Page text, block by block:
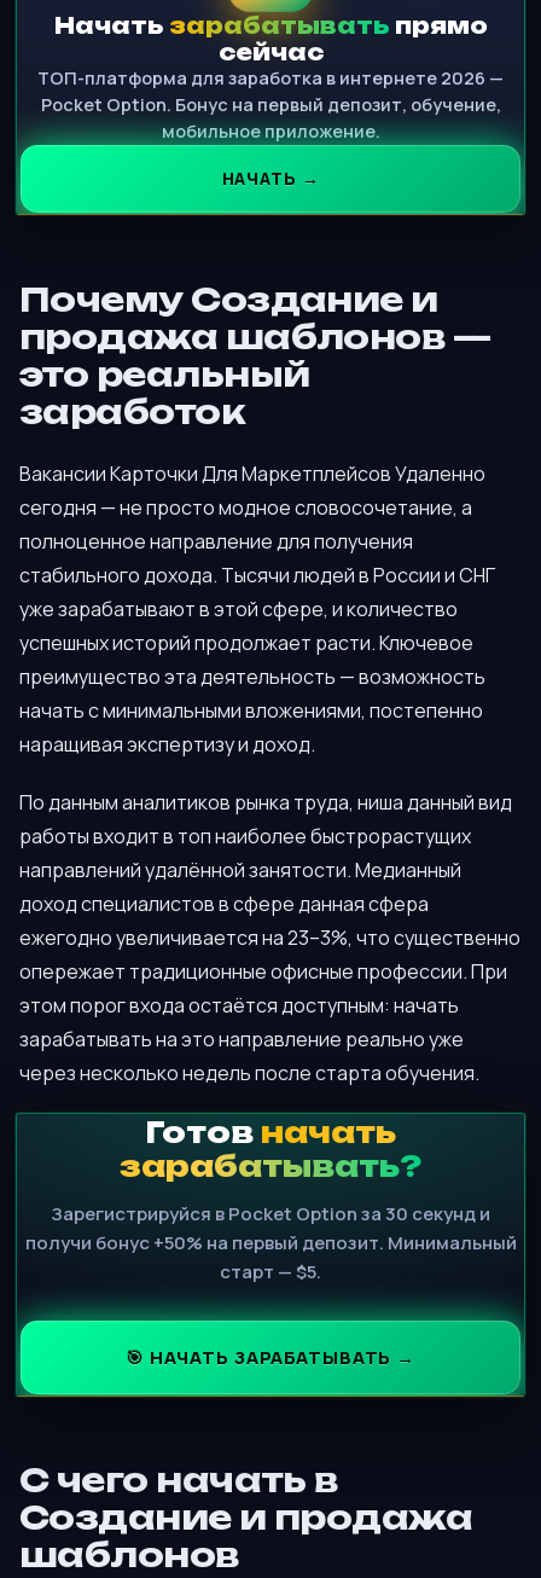
Начать зарабатывать прямо
сейчас
ТОП-платформа для заработка в интернете 2026 —
Pocket Option. Бонус на первый депозит, обучение,
мобильное приложение.
НАЧАТЬ →
Почему Создание и
продажа шаблонов —
это реальный
заработок
Вакансии Карточки Для Маркетплейсов Удаленно
сегодня — не просто модное словосочетание, а
полноценное направление для получения
стабильного дохода. Тысячи людей в России и СНГ
уже зарабатывают в этой сфере, и количество
успешных историй продолжает расти. Ключевое
преимущество эта деятельность — возможность
начать с минимальными вложениями, постепенно
наращивая экспертизу и доход.
По данным аналитиков рынка труда, ниша данный вид
работы входит в топ наиболее быстрорастущих
направлений удалённой занятости. Медианный
доход специалистов в сфере данная сфера
ежегодно увеличивается на 23–3%, что существенно
опережает традиционные офисные профессии. При
этом порог входа остаётся доступным: начать
зарабатывать на это направление реально уже
через несколько недель после старта обучения.
Готов начать
зарабатывать?
Зарегистрируйся в Pocket Option за 30 секунд и
получи бонус +50% на первый депозит. Минимальный
старт — $5.
🎯 НАЧАТЬ ЗАРАБАТЫВАТЬ →
С чего начать в
Создание и продажа
шаблонов